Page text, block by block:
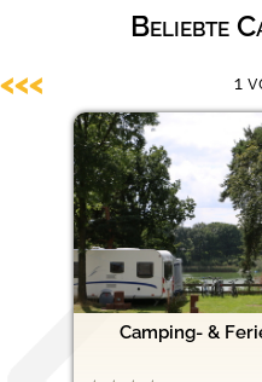
Beliebte
Camping- &
1
<<<